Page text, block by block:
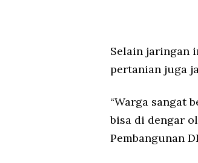
Selain jaringan
pertanian juga
“Warga sangat
bisa di dengar
Pembangunan